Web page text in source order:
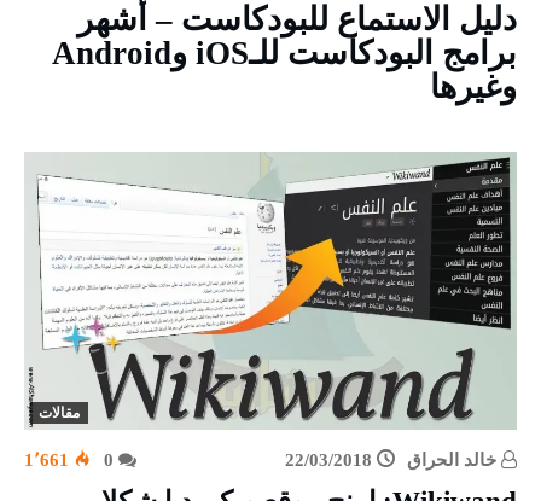
دليل الاستماع للبودكاست – أشهر
برامج البودكاست للـiOS وAndroid
وغيرها
مقالات
خالد الحراق 22/03/2018 1٬661